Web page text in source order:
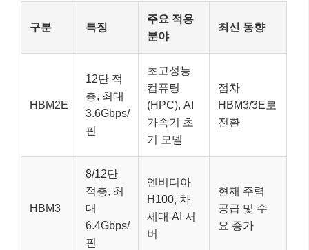
구분 특징
주요 적용
분야
최신 동향
HBM2E
12단 적
층, 최대
3.6Gbps/
핀
초고성능
컴퓨팅
(HPC), AI
가속기 초
기 모델
점차
HBM3/3E로
전환
HBM3
8/12단
적층, 최
대
6.4Gbps/
핀
엔비디아
H100, 차
세대 AI 서
버
현재 주력
공급 및 수
요 증가